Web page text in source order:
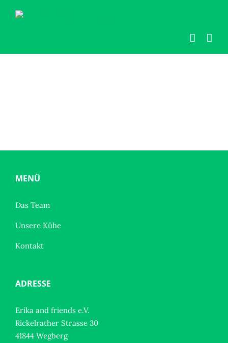
Inhalt
MENÜ
Das Team
Unsere Kühe
Kontakt
ADRESSE
Erika and friends e.V.
Rickelrather Strasse 30
41844 Wegberg